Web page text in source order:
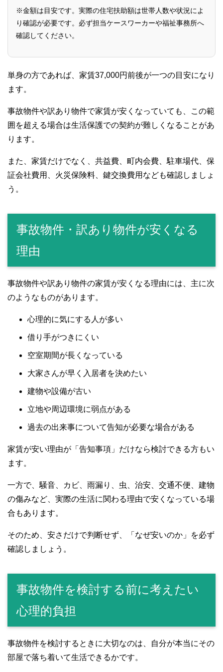
※金額は目安です。実際の住宅扶助額は世帯人数や状況によ
り確認が必要です。必ず担当ケースワーカーや福祉事務所へ
確認してください。
単身の方であれば、家賃37,000円前後が一つの目安になり
ます。
事故物件や訳あり物件で家賃が安くなっていても、この範
囲を超える場合は生活保護での契約が難しくなることがあ
ります。
また、家賃だけでなく、共益費、町内会費、駐車場代、保
証会社費用、火災保険料、鍵交換費用なども確認しましょ
う。
事故物件・訳あり物件が安くなる
理由
事故物件や訳あり物件の家賃が安くなる理由には、主に次
のようなものがあります。
心理的に気にする人が多い
借り手がつきにくい
空室期間が長くなっている
大家さんが早く入居者を決めたい
建物や設備が古い
立地や周辺環境に弱点がある
過去の出来事について告知が必要な場合がある
家賃が安い理由が「告知事項」だけなら検討できる方もい
ます。
一方で、騒音、カビ、雨漏り、虫、治安、交通不便、建物
の傷みなど、実際の生活に関わる理由で安くなっている場
合もあります。
そのため、安さだけで判断せず、「なぜ安いのか」を必ず
確認しましょう。
事故物件を検討する前に考えたい
心理的負担
事故物件を検討するときに大切なのは、自分が本当にその
部屋で落ち着いて生活できるかです。